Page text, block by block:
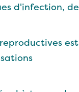
d'infection, de
est